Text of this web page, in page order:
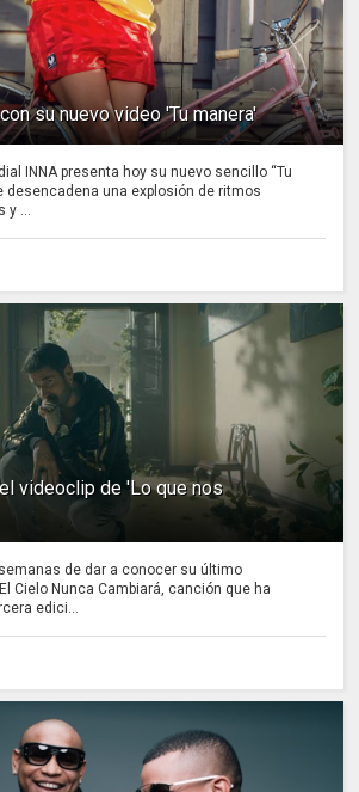
su nuevo video 'Tu manera'
INNA presenta hoy su nuevo sencillo “Tu
desencadena una explosión de ritmos
...
videoclip de 'Lo que nos
de dar a conocer su último
Cielo Nunca Cambiará, canción que ha
edici...